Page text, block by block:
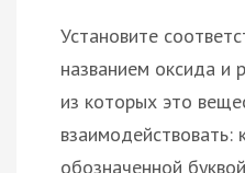
Установите
названием оксида и
из которых это
обозначенной